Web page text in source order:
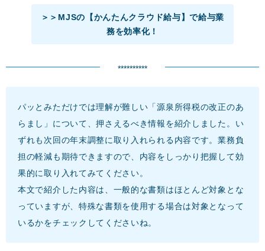
＞＞MJSの【かんたんクラウド給与】で給与業
務を効率化！
**********
パッとみただけでは理解が難しい「源泉所得税の改正のあ
らまし」について、押さえるべき情報を紹介しました。い
ずれも次回の年末調整に取り入れられる内容です。業務負
担の軽減も期待できますので、内容をしっかり把握して効
果的に取り入れてみてください。
本文で紹介した内容は、一般的な書類はほとんど対象とな
っていますが、特殊な書類を使用する場合は対象となって
いるかをチェックしてくださいね。